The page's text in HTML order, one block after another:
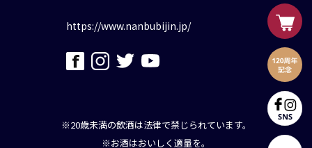
https://www.nanbubijin.jp/
※20歳未満の飲酒は法律で禁じられています。
※お酒はおいしく適量を。